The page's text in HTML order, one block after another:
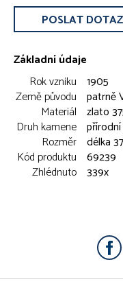
POSLAT DOTAZ
Základní údaje
Rok vzniku 1905
Země původu patrně
Materiál zlato
Druh kamene
Rozměr délka
Kód produktu 69239
Zhlédnuto 339x